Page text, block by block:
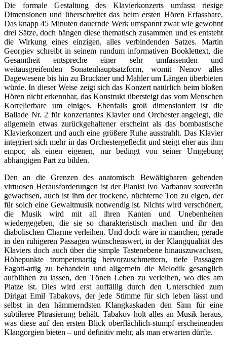
Die formale Gestaltung des Klavierkonzerts umfasst riesige
Dimensionen und überschreitet das beim ersten Hören Erfassbare.
Das knapp 45 Minuten dauernde Werk umspannt zwar wie gewohnt
drei Sätze, doch hängen diese thematisch zusammen und es entsteht
die Wirkung eines einzigen, alles verbindenden Satzes. Martin
Georgiev schreibt in seinem rundum informativen Booklettext, die
Gesamtheit entspreche einer sehr umfassenden und
weitausgreifenden Sonatenhauptsatzform, womit Nenov alles
Dagewesene bis hin zu Bruckner und Mahler um Längen überbieten
würde. In dieser Weise zeigt sich das Konzert natürlich beim bloßen
Hören nicht erkennbar, das Konstrukt übersteigt das vom Menschen
Korrelierbare um einiges. Ebenfalls groß dimensioniert ist die
Ballade Nr. 2 für konzertantes Klavier und Orchester angelegt, die
allgemein etwas zurückgehaltener erscheint als das bombastische
Klavierkonzert und auch eine größere Ruhe ausstrahlt. Das Klavier
integriert sich mehr in das Orchestergeflecht und steigt eher aus ihm
empor, als einen eigenen, nur bedingt von seiner Umgebung
abhängigen Part zu bilden.
Den an die Grenzen des anatomisch Bewältigbaren gehenden
virtuosen Herausforderungen ist der Pianist Ivo Varbanov souverän
gewachsen, auch ist ihm der trockene, nüchterne Ton zu eigen, der
für solch eine Gewaltmusik notwendig ist. Nichts wird verschönert,
die Musik wird mit all ihren Kanten und Unebenheiten
wiedergegeben, die sie so charakteristisch machen und ihr den
diabolischen Charme verleihen. Und doch wäre in manchen, gerade
in den ruhigeren Passagen wünschenswert, in der Klangqualität des
Klaviers doch auch über die simple Tastenebene hinauszuwachsen,
Höhepunkte trompetenartig hervorzuschmettern, tiefe Passagen
Fagott-artig zu behandeln und allgemein die Melodik gesanglich
aufblühen zu lassen, den Tönen Leben zu verleihen, wo dies am
Platze ist. Dies wird erst auffällig durch den Unterschied zum
Dirigat Emil Tabakovs, der jede Stimme für sich leben lässt und
selbst in den hämmerndsten Klangkaskaden den Sinn für eine
subtileree Phrasierung behält. Tabakov holt alles an Musik heraus,
was diese auf den ersten Blick oberflächlich-stumpf erscheinenden
Klangorgien bieten – und definitiv mehr, als man erwarten dürfte.